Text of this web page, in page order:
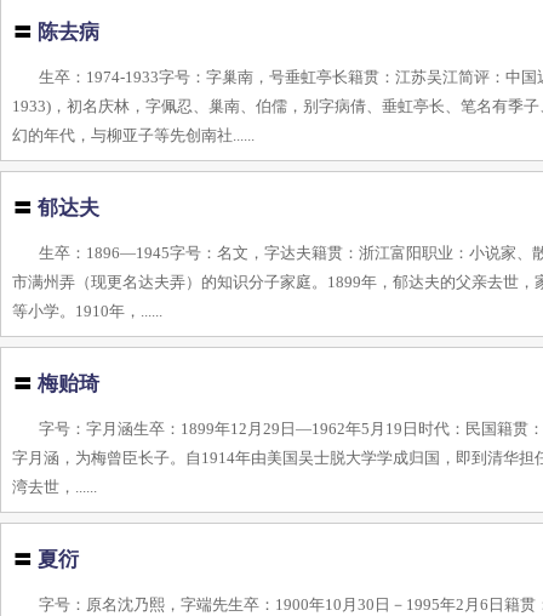
〓 陈去病
生卒：1974-1933字号：字巢南，号垂虹亭长籍贯：江苏吴江简评：中
1933)，初名庆林，字佩忍、巢南、伯儒，别字病倩、垂虹亭长、笔名有季
幻的年代，与柳亚子等先创南社......
〓郁达夫
生卒：1896—1945字号：名文，字达夫籍贯：浙江富阳职业：小说家
市满州弄（现更名达夫弄）的知识分子家庭。1899年，郁达夫的父亲去世
等小学。1910年，......
〓梅贻琦
字号：字月涵生卒：1899年12月29日—1962年5月19日时代：民国籍贯
字月涵，为梅曾臣长子。自1914年由美国吴士脱大学学成归国，即到清华
湾去世，......
〓夏衍
字号：原名沈乃熙，字端先生卒：1900年10月30日－1995年2月6日籍